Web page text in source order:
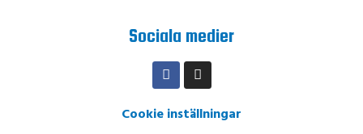
Sociala medier
Cookie inställningar